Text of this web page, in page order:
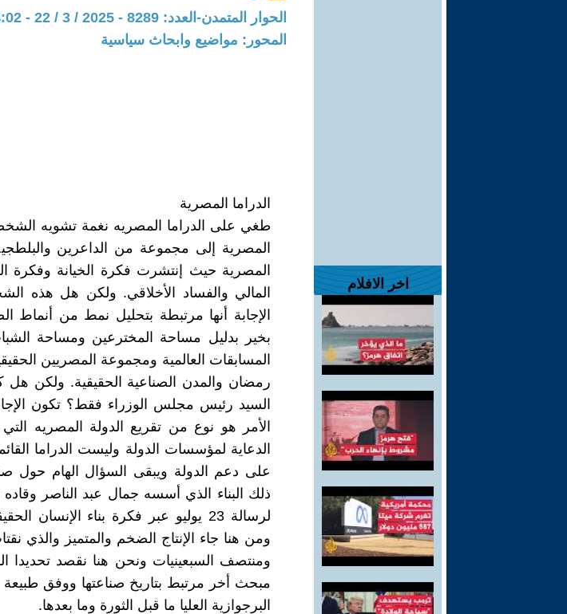
اخر الافلام
الحوار المتمدن-العدد: 8289 - 2025 / 3 / 22 - 14:02
المحور: مواضيع وابحاث سياسية
الدراما المصرية
طغي على الدراما المصريه نغمة تشويه
المصرية إلى مجموعة من الداعرين
المصرية حيث إنتشرت فكرة الخيانة وفكرة
المالي والفساد الأخلاقي. ولكن هل هذه
الإجابة أنها مرتبطة بتحليل نمط من أنماط
بخير بدليل مساحة المخترعين ومساحة
المسابقات العالمية ومجموعة المصريين
رمضان والمدن الصناعية الحقيقية. ولكن هل
السيد رئيس مجلس الوزراء فقط؟ تكون
الأمر هو نوع من تقريع الدولة المصريه
الدعاية لمؤسسات الدولة وليست الدراما
على دعم الدولة ويبقى السؤال الهام حول
ذلك البناء الذي أسسه جمال عبد الناصر وقاده
لرسالة 23 يوليو عبر فكرة بناء الإنسان
ومن هنا جاء الإنتاج الضخم والمتميز والذي
ومنتصف السبعينيات ونحن هنا نقصد تحديدا
مبحث أخر مرتبط بتاريخ صناعتها ووفق
البرجوازية العليا ما قبل الثورة وما بعدها.